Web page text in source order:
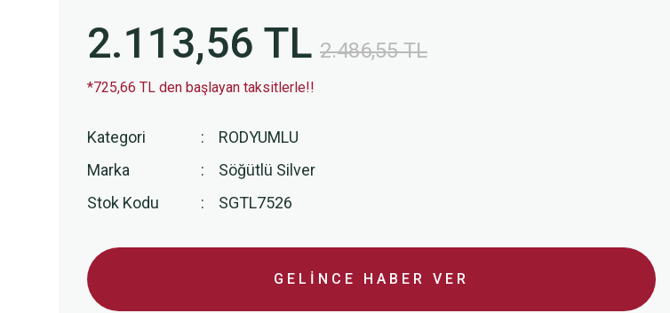
2.113,56 TL 2.486,55 TL
*725,66 TL den başlayan taksitlerle!!
Kategori
RODYUMLU
Marka
Söğütlü Silver
Stok Kodu
SGTL7526
GELİNCE HABER VER